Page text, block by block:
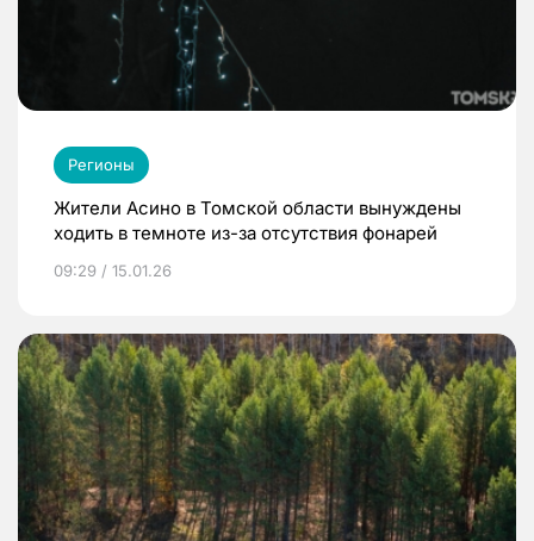
Регионы
Жители Асино в Томской области вынуждены
ходить в темноте из-за отсутствия фонарей
09:29 / 15.01.26